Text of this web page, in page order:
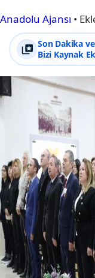
Anadolu Ajansı •
Son Dakika
Bizi Kaynak